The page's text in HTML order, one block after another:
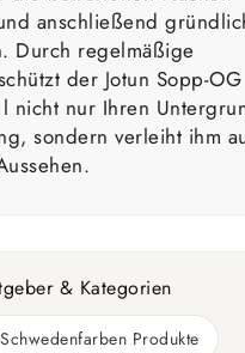
anschließend
Durch regelmäßige
der Jotun Sopp-OG
nicht nur Ihren
sondern verleiht ihm
& Kategorien
Produkte